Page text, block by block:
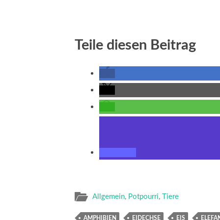
Teile diesen Beitrag
Allgemein, Potpourri, Tiere
AMPHIBIEN EIDECHSE EIS